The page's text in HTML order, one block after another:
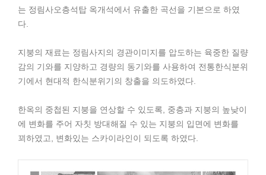
는 정림사오층석탑 옥개석에서 유출한 곡선을 기본으로 하였
다.
지붕의 재료는 정림사지의 경관이미지를 압도하는 육중한 질량
감의 기와를 지양하고 경량의 동기와를 사용하여 전통한식분위
기에서 현대적 한식분위기의 창출을 의도하였다.
한옥의 중첩된 지붕을 연상할 수 있도록, 중층과 지붕의 높낮이
에 변화를 주어 자칫 방대해질 수 있는 지붕의 입면에 변화를
꾀하였고, 변화있는 스카이라인이 되도록 하였다.